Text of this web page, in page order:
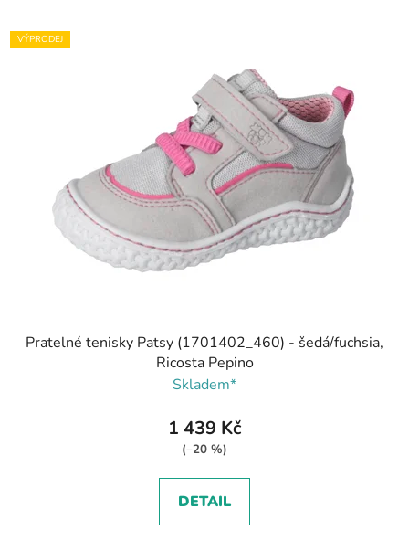
VÝPRODEJ
Pratelné tenisky Patsy (1701402_460) - šedá/fuchsia,
Ricosta Pepino
Skladem*
1 439 Kč
(–20 %)
DETAIL